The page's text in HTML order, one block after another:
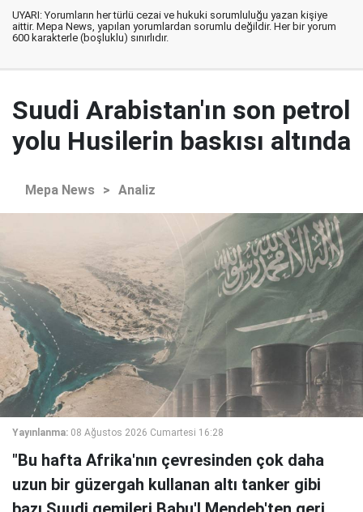
UYARI: Yorumların her türlü cezai ve hukuki sorumluluğu yazan kişiye
aittir. Mepa News, yapılan yorumlardan sorumlu değildir. Her bir yorum
600 karakterle (boşluklu) sınırlıdır.
Suudi Arabistan'ın son petrol
yolu Husilerin baskısı altında
Mepa News > Analiz
Yayınlanma: 08 Ağustos 2026 Cumartesi 16:28
"Bu hafta Afrika'nın çevresinden çok daha
uzun bir güzergah kullanan altı tanker gibi